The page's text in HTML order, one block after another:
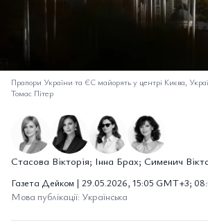
Прапори України та ЄС майорять у центрі Києва,
Томас Пітер
Стасова Вікторія; Інна Брах; Сименич
Газета Дейком | 29.05.2026, 15:05 GMT+3;
Мова публікації: Українська